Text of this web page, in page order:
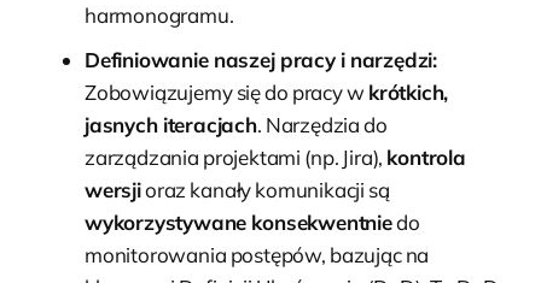
harmonogramu.
Definiowanie naszej pracy i narzędzi:
Zobowiązujemy się do pracy wkrótkich,
jasnych iteracjach. Narzędzia do
zarządzania projektami (np. Jira), kontrola
wersjioraz kanały komunikacji są
wykorzystywane konsekwentniedo
monitorowania postępów, bazując na